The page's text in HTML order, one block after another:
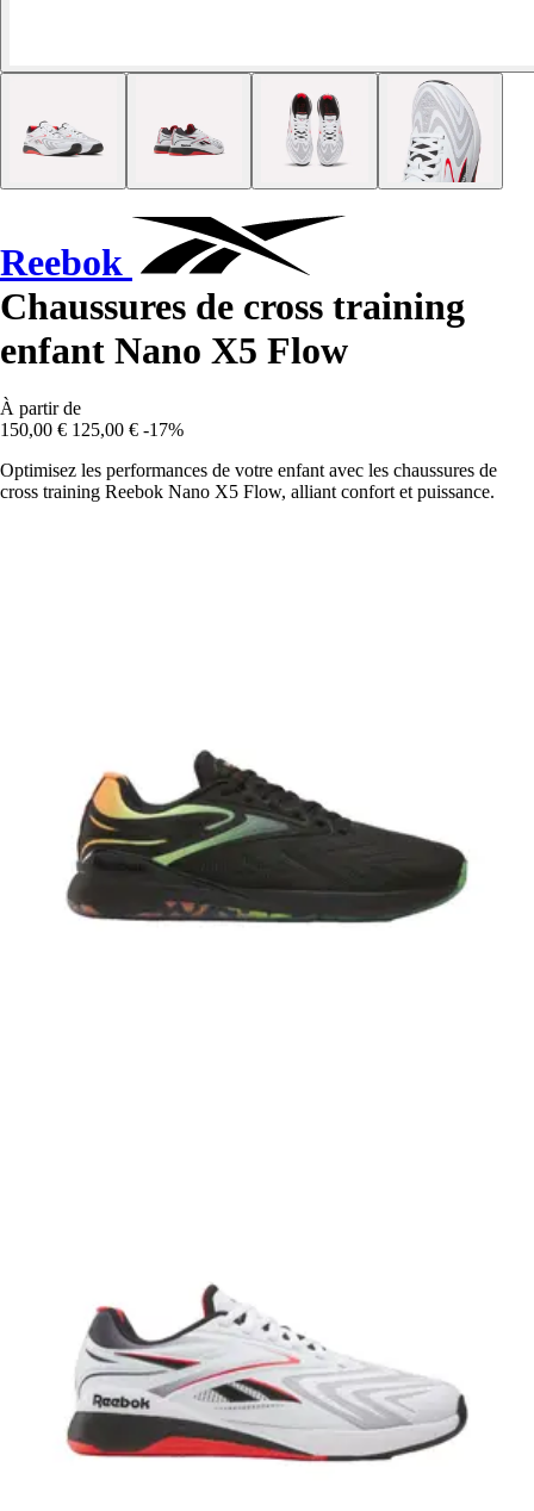
Reebok
Chaussures de cross training
enfant Nano X5 Flow
À partir de
150,00 € 125,00 € -17%
Optimisez les performances de votre enfant avec les chaussures de
cross training Reebok Nano X5 Flow, alliant confort et puissance.